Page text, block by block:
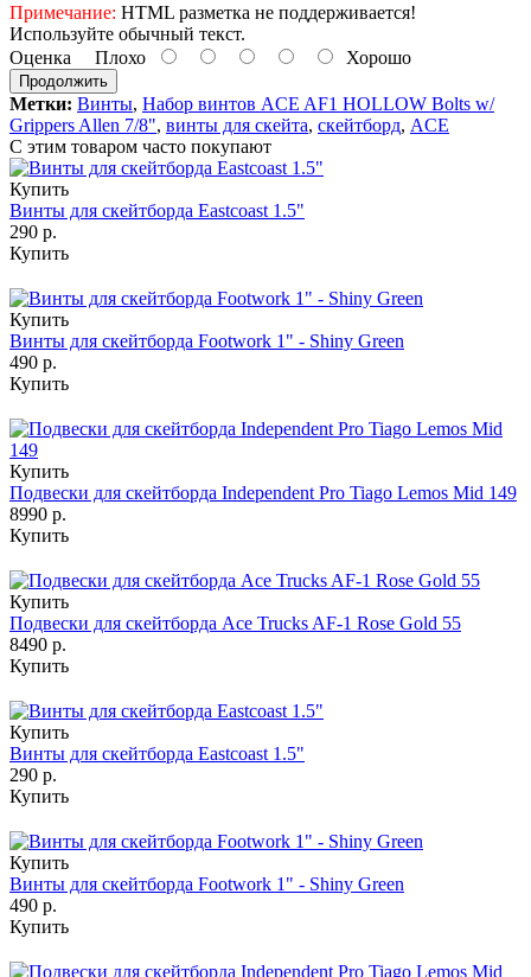
Примечание: HTML разметка не поддерживается!
Используйте обычный текст.
Оценка Плохо Хорошо
Продолжить
Метки: Винты, Набор винтов ACE AF1 HOLLOW Bolts w/
Grippers Allen 7/8", винты для скейта, скейтборд, ACE
С этим товаром часто покупают
Купить
Винты для скейтборда Eastcoast 1.5"
290 р.
Купить
Купить
Винты для скейтборда Footwork 1" - Shiny Green
490 р.
Купить
Купить
Подвески для скейтборда Independent Pro Tiago Lemos Mid 149
8990 р.
Купить
Купить
Подвески для скейтборда Ace Trucks AF-1 Rose Gold 55
8490 р.
Купить
Купить
Винты для скейтборда Eastcoast 1.5"
290 р.
Купить
Купить
Винты для скейтборда Footwork 1" - Shiny Green
490 р.
Купить